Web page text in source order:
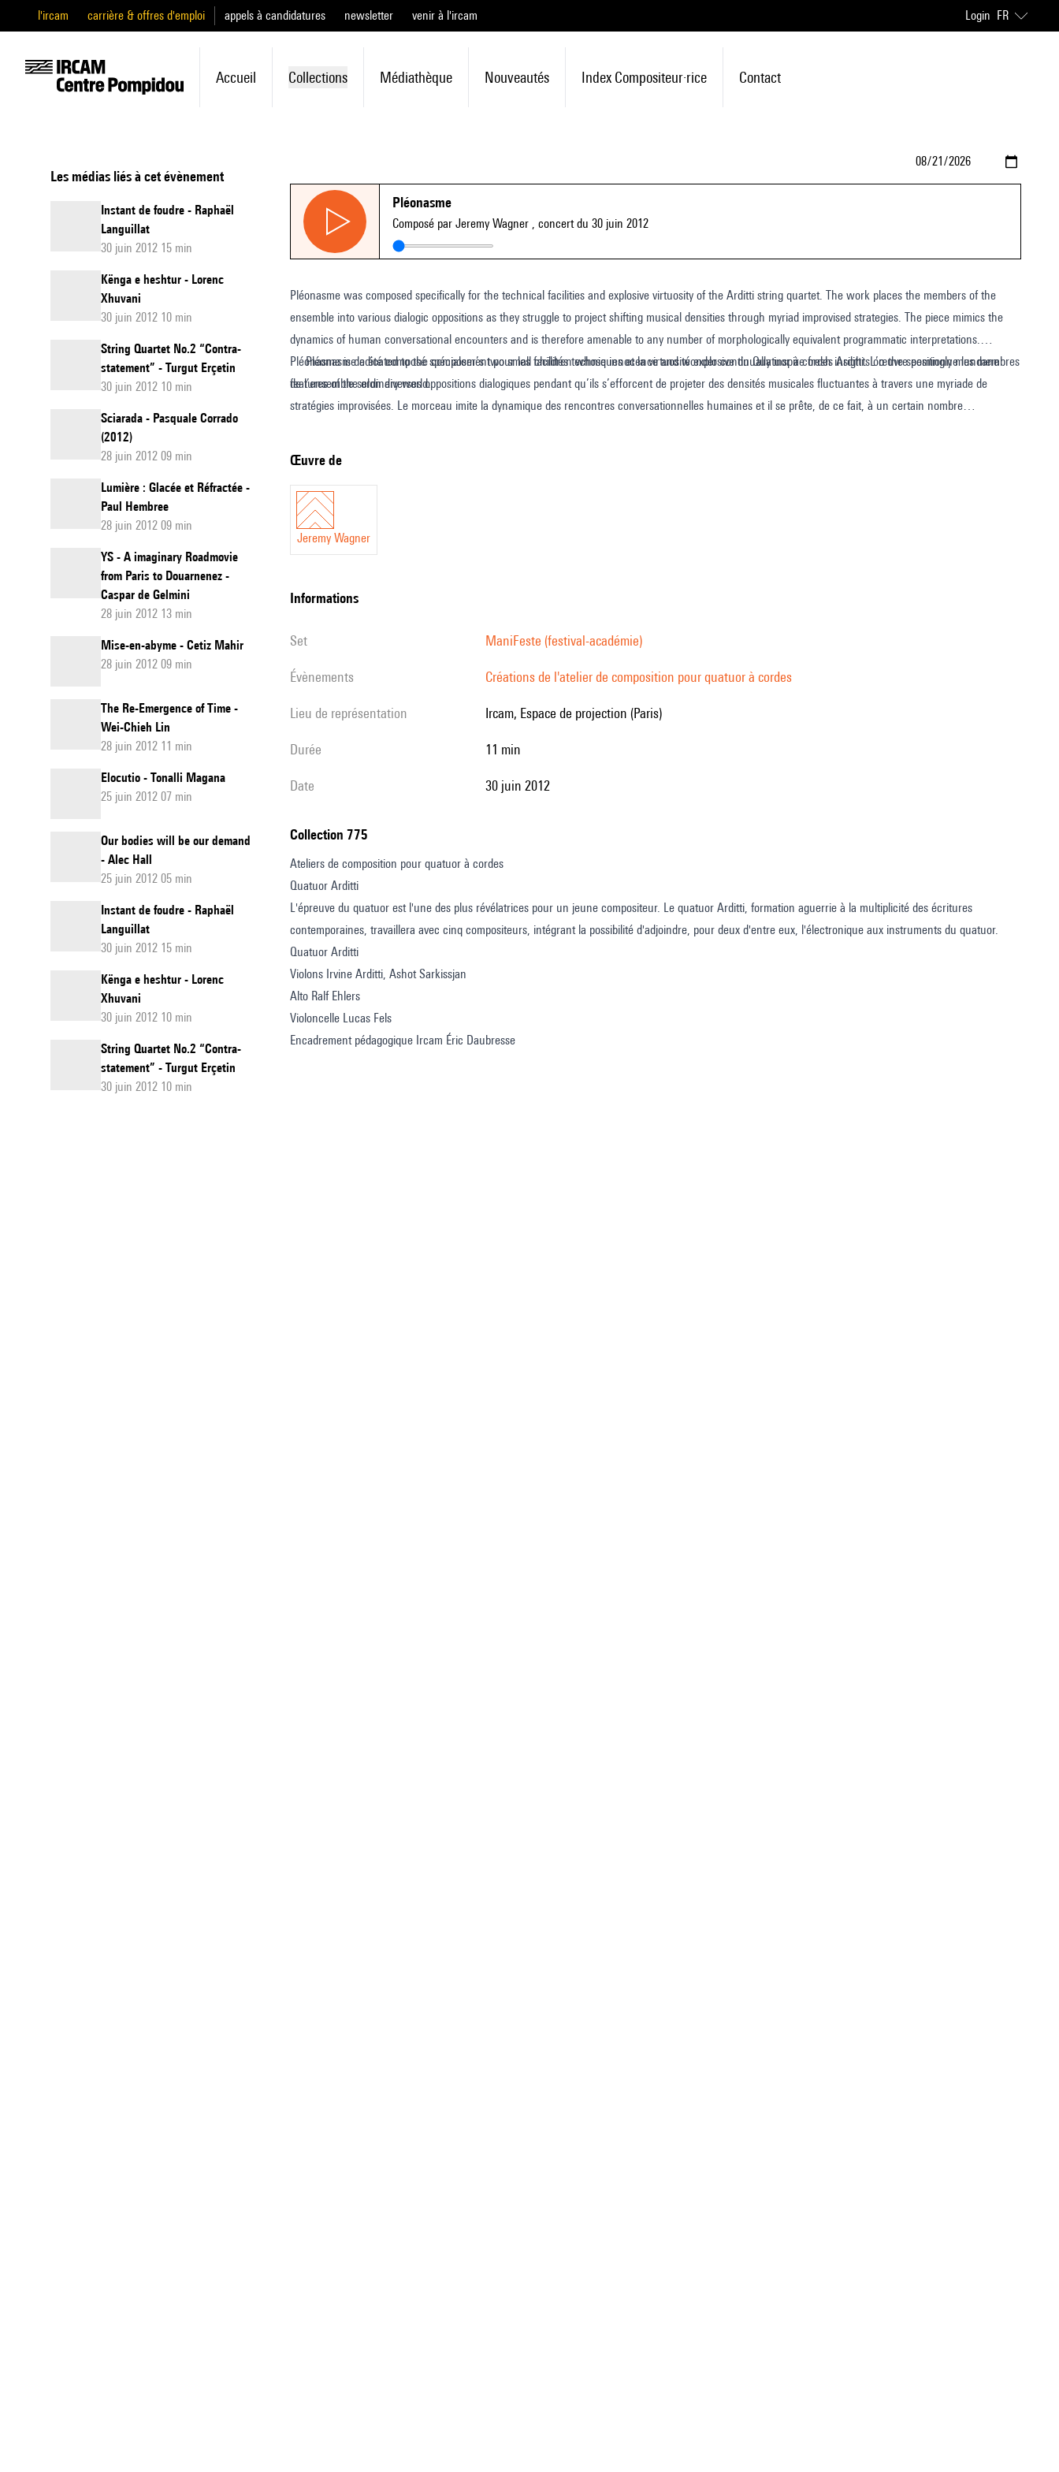
l'ircam carrière & offres d'emploi appels à candidatures newsletter venir à l'ircam Login FR
Accueil Collections Médiathèque Nouveautés Index Compositeur·rice Contact
Les médias liés à cet évènement
Instant de foudre - Raphaël
Languillat
30 juin 2012 15 min
Kënga e heshtur - Lorenc
Xhuvani
30 juin 2012 10 min
String Quartet No.2 “Contra-
statement” - Turgut Erçetin
30 juin 2012 10 min
Sciarada - Pasquale Corrado
(2012)
28 juin 2012 09 min
Lumière : Glacée et Réfractée -
Paul Hembree
28 juin 2012 09 min
YS - A imaginary Roadmovie
from Paris to Douarnenez -
Caspar de Gelmini
28 juin 2012 13 min
Mise-en-abyme - Cetiz Mahir
28 juin 2012 09 min
The Re-Emergence of Time -
Wei-Chieh Lin
28 juin 2012 11 min
Elocutio - Tonalli Magana
25 juin 2012 07 min
Our bodies will be our demand
- Alec Hall
25 juin 2012 05 min
Instant de foudre - Raphaël
Languillat
30 juin 2012 15 min
Kënga e heshtur - Lorenc
Xhuvani
30 juin 2012 10 min
String Quartet No.2 “Contra-
statement” - Turgut Erçetin
30 juin 2012 10 min
Pléonasme
Composé par Jeremy Wagner , concert du 30 juin 2012
Pléonasme was composed specifically for the technical facilities and explosive virtuosity of the Arditti string quartet. The work places the members of the
ensemble into various dialogic oppositions as they struggle to project shifting musical densities through myriad improvised strategies. The piece mimics the
dynamics of human conversational encounters and is therefore amenable to any number of morphologically equivalent programmatic interpretations.
Pléonasme is dedicated to the composer’s two small children whose innocence and wonder continually inspire fresh insights on the seemingly mundane
features of the ordinary world.
Pléonasme a été composé spécialement pour les facilités techniques et la virtuosité explosive du Quatuor à cordes Arditti. L’œuvre positionne les membres
de l’ensemble selon diverses oppositions dialogiques pendant qu’ils s’efforcent de projeter des densités musicales fluctuantes à travers une myriade de
stratégies improvisées. Le morceau imite la dynamique des rencontres conversationnelles humaines et il se prête, de ce fait, à un certain nombre
Œuvre de
Jeremy Wagner
informations
set ManiFeste (festival-académie)
évènements Créations de l'atelier de composition pour quatuor à cordes
Lieu de représentation Ircam, Espace de projection (Paris)
durée 11 min
date 30 juin 2012
Collection 775
Ateliers de composition pour quatuor à cordes
Quatuor Arditti
L'épreuve du quatuor est l'une des plus révélatrices pour un jeune compositeur. Le quatuor Arditti, formation aguerrie à la multiplicité des écritures
contemporaines, travaillera avec cinq compositeurs, intégrant la possibilité d'adjoindre, pour deux d'entre eux, l'électronique aux instruments du quatuor.
Quatuor Arditti
Violons Irvine Arditti, Ashot Sarkissjan
Alto Ralf Ehlers
Violoncelle Lucas Fels
Encadrement pédagogique Ircam Éric Daubresse